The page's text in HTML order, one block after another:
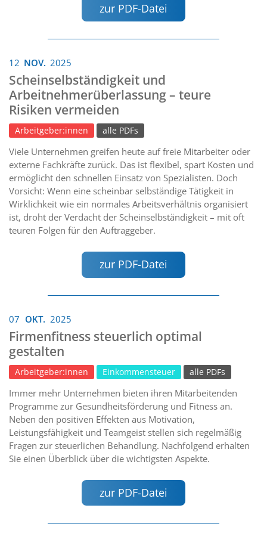
zur PDF-Datei
12 NOV. 2025
Scheinselbständigkeit und
Arbeitnehmerüberlassung – teure
Risiken vermeiden
Arbeitgeber:innen alle PDFs
Viele Unternehmen greifen heute auf freie Mitarbeiter oder
externe Fachkräfte zurück. Das ist flexibel, spart Kosten und
ermöglicht den schnellen Einsatz von Spezialisten. Doch
Vorsicht: Wenn eine scheinbar selbständige Tätigkeit in
Wirklichkeit wie ein normales Arbeitsverhältnis organisiert
ist, droht der Verdacht der Scheinselbständigkeit – mit oft
teuren Folgen für den Auftraggeber.
zur PDF-Datei
07 OKT. 2025
Firmenfitness steuerlich optimal
gestalten
Arbeitgeber:innen Einkommensteuer alle PDFs
Immer mehr Unternehmen bieten ihren Mitarbeitenden
Programme zur Gesundheitsförderung und Fitness an.
Neben den positiven Effekten aus Motivation,
Leistungsfähigkeit und Teamgeist stellen sich regelmäßig
Fragen zur steuerlichen Behandlung. Nachfolgend erhalten
Sie einen Überblick über die wichtigsten Aspekte.
zur PDF-Datei